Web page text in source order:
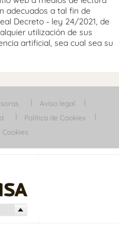
adecuados a tal fin de
Decreto - ley 24/2021, de
utilización de sus
artificial, sea cual sea su
Aviso legal
Política de Cookies